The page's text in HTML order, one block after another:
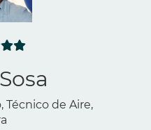
Técnico de Aire,